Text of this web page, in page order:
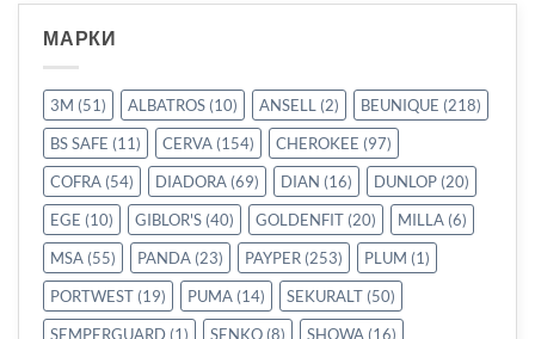
МАРКИ
3M (51) ALBATROS (10) ANSELL (2) BEUNIQUE (218)
BS SAFE (11) CERVA (154) CHEROKEE (97)
COFRA (54) DIADORA (69) DIAN (16) DUNLOP (20)
EGE (10) GIBLOR'S (40) GOLDENFIT (20) MILLA (6)
MSA (55) PANDA (23) PAYPER (253) PLUM (1)
PORTWEST (19) PUMA (14) SEKURALT (50)
SEMPERGUARD (1) SENKO (8) SHOWA (16)